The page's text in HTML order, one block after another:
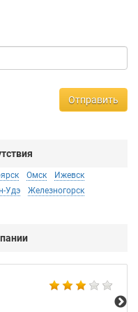
Отправить
Омск
Ижевск
Удэ
Железногорск